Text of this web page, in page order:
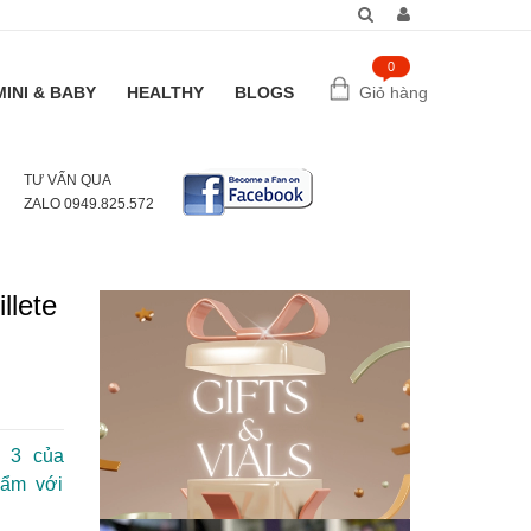
& BABY HEALTHY BLOGS Giỏ hàng
0
TƯ VẤN QUA
ZALO 0949.825.572
3 của
với